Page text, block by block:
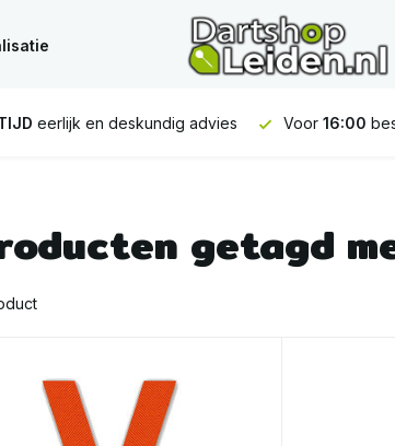
eerlijk en deskundig advies Voor 16:00
getagd